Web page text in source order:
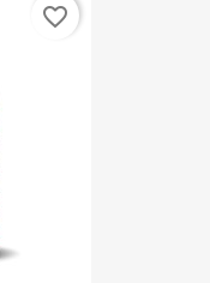
favorite_border